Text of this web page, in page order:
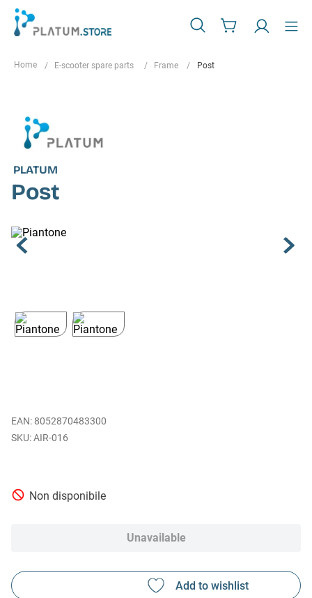
E-scooter spare parts Frame Post
PLATUM
Post
EAN: 8052870483300
AIR-016
Non disponibile
Unavailable